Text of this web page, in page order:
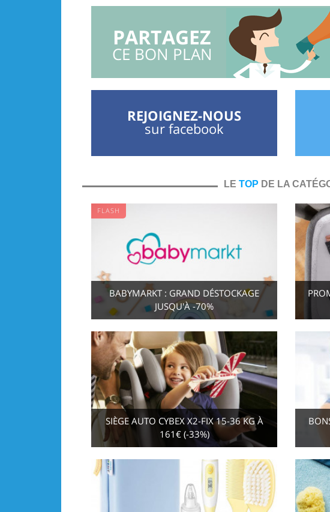
PARTAGEZ
CE BON PLAN
REJOIGNEZ-NOUS
sur facebook
LE TOP DE LA
FLASH
BABYMARKT : GRAND DÉSTOCKAGE
JUSQU'À -70%
SIÈGE AUTO CYBEX X2-FIX 15-36 KG À
161€ (-33%)